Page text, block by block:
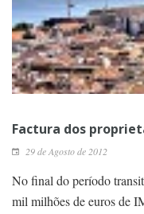
Factura dos
29 de Agosto de 2012
No final do período
mil milhões de euros de